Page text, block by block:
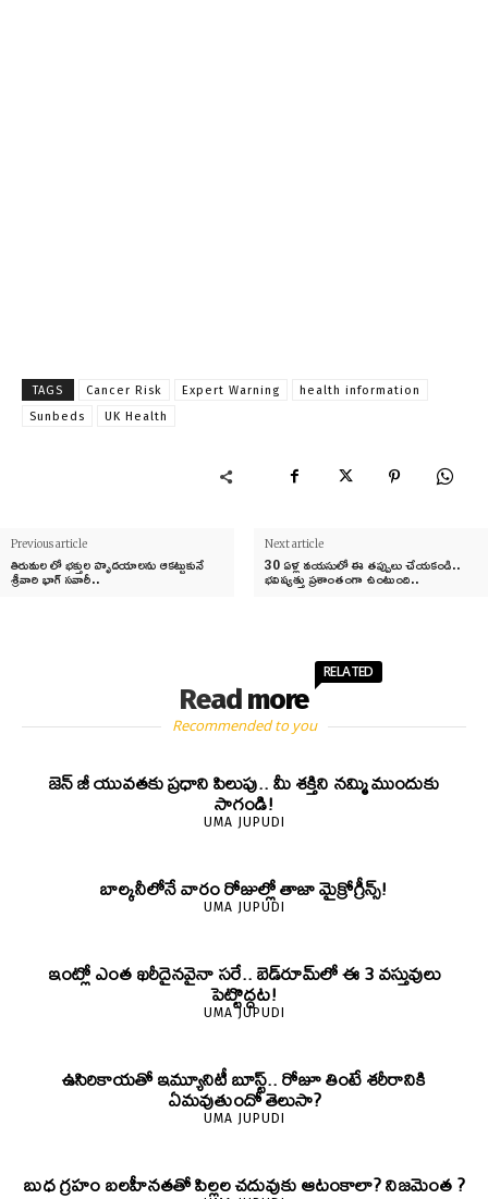
TAGS Cancer Risk Expert Warning
health information
Sunbeds
UK Health
Previous article
తిరుమల లో భక్తుల హృదయాలను ఆకట్టుకునే
శ్రీవారి భాగ్ సవారీ..
Next article
30 ఏళ్ల వయసులో ఈ తప్పులు చేయకండి..
భవిష్యత్తు ప్రశాంతంగా ఉంటుంది..
Read more
RELATED
Recommended to you
జెన్‌ జీ యువతకు ప్రధాని పిలుపు.. మీ శక్తిని నమ్మి ముందుకు
సాగండి!
UMA JUPUDI
బాల్కనీలోనే వారం రోజుల్లో తాజా మైక్రోగ్రీన్స్‌!
UMA JUPUDI
ఇంట్లో ఎంత ఖరీదైనవైనా సరే.. బెడ్‌రూమ్‌లో ఈ 3 వస్తువులు
పెట్టొద్దట!
UMA JUPUDI
ఉసిరికాయతో ఇమ్యూనిటీ బూస్ట్‌.. రోజూ తింటే శరీరానికి
ఏమవుతుందో తెలుసా?
UMA JUPUDI
బుధ గ్రహం బలహీనతతో పిల్లల చదువుకు ఆటంకాలా? నిజమెంత ?